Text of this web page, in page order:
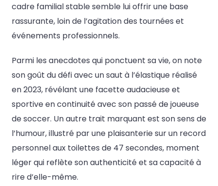
cadre familial stable semble lui offrir une base
rassurante, loin de l’agitation des tournées et
événements professionnels.
Parmi les anecdotes qui ponctuent sa vie, on note
son goût du défi avec un saut à l’élastique réalisé
en 2023, révélant une facette audacieuse et
sportive en continuité avec son passé de joueuse
de soccer. Un autre trait marquant est son sens de
l’humour, illustré par une plaisanterie sur un record
personnel aux toilettes de 47 secondes, moment
léger qui reflète son authenticité et sa capacité à
rire d’elle-même.